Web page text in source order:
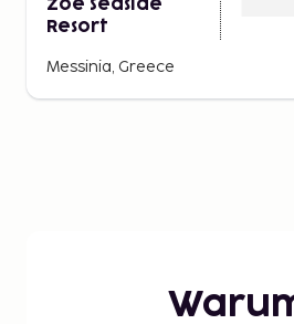
Zoe Seaside
Resort
Messinia, Greece